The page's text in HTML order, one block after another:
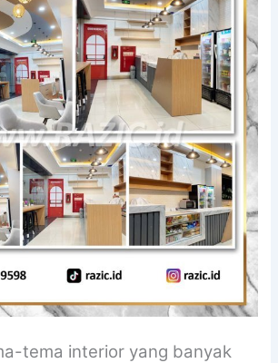
tema interior yang banyak